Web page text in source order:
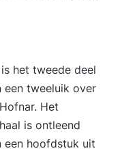
het tweede deel
een tweeluik over
Het
is ontleend
een hoofdstuk uit